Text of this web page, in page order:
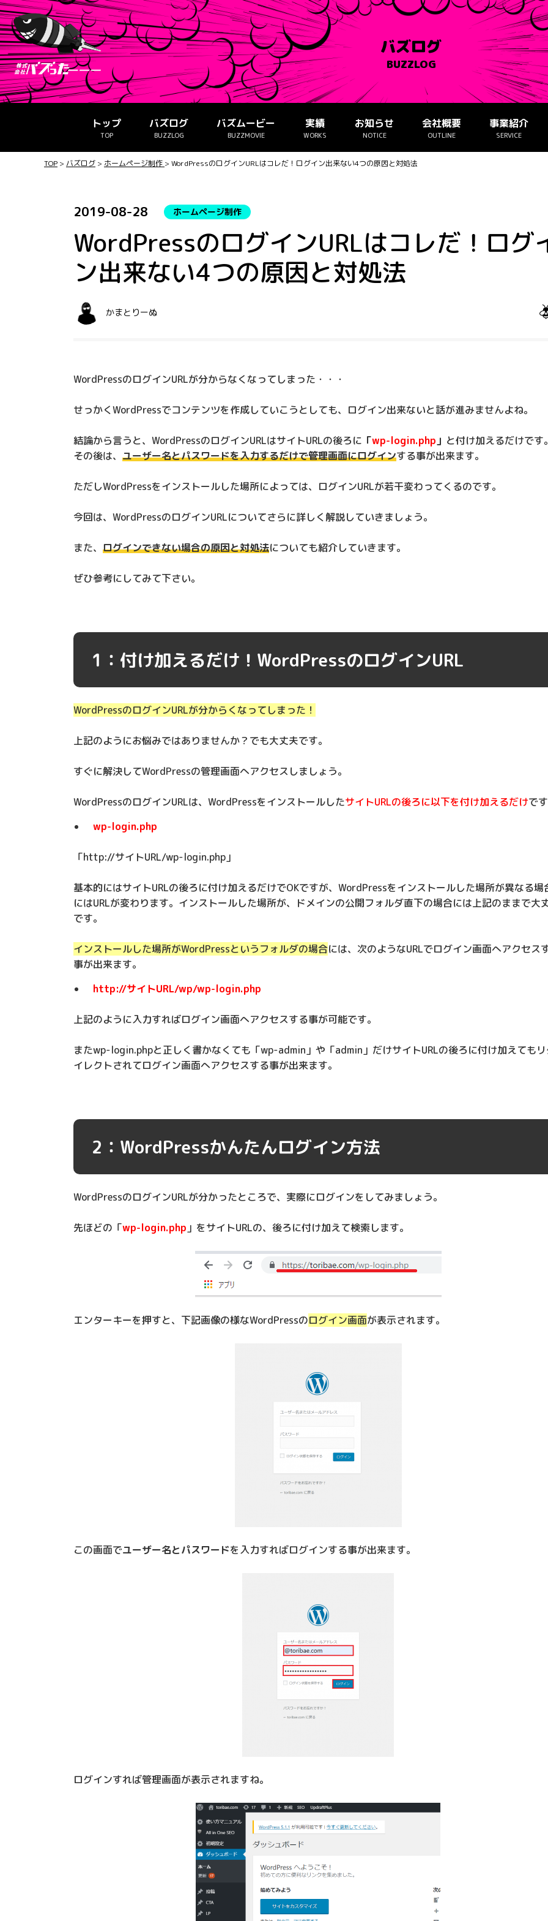
バズログ
BUZZLOG
トップ
TOP
バズログ
BUZZLOG
バズムービー
BUZZMOVIE
実績
WORKS
お知らせ
NOTICE
会社概要
OUTLINE
事業紹介
SERVICE
TOP > バズログ > ホームページ制作 > WordPressのログインURLはコレだ！ログイン出来ない4つの原因と対処法
2019-08-28 ホームページ制作
WordPressのログインURLはコレだ！ログ
ン出来ない4つの原因と対処法
かまとりーぬ
WordPressのログインURLが分からなくなってしまった・・・
せっかくWordPressでコンテンツを作成していこうとしても、ログイン出来ないと話が進みませんよね。
結論から言うと、WordPressのログインURLはサイトURLの後ろに 「wp-login.php 」 と付け加えるだけです
その後は、 ユーザー名とパスワードを入力するだけで管理画面にログインする事が出来ます。
ただしWordPressをインストールした場所によっては、ログインURLが若干変わってくるのです。
今回は、WordPressのログインURLについてさらに詳しく解説していきましょう。
また、 ログインできない場合の原因と対処法についても紹介していきます。
ぜひ参考にしてみて下さい。
1：付け加えるだけ！WordPressのログインURL
WordPressのログインURLが分からくなってしまった！
上記のようにお悩みではありませんか？でも大丈夫です。
すぐに解決してWordPressの管理画面へアクセスしましょう。
WordPressのログインURLは、WordPressをインストールしたサイトURLの後ろに以下を付け加えるだけで
wp-login.php
「http://サイトURL/wp-login.php」
基本的にはサイトURLの後ろに付け加えるだけでOKですが、WordPressをインストールした場所が異なる場
にはURLが変わります。インストールした場所が、ドメインの公開フォルダ直下の場合には上記のままで大
です。
インストールした場所がWordPressというフォルダの場合には、次のようなURLでログイン画面へアクセス
事が出来ます。
http://サイトURL/wp/wp-login.php
上記のように入力すればログイン画面へアクセスする事が可能です。
またwp-login.phpと正しく書かなくても「wp-admin」や「admin」だけサイトURLの後ろに付け加えても
イレクトされてログイン画面へアクセスする事が出来ます。
2：WordPressかんたんログイン方法
WordPressのログインURLが分かったところで、実際にログインをしてみましょう。
先ほどの「wp-login.php 」をサイトURLの、後ろに付け加えて検索します。
エンターキーを押すと、下記画像の様なWordPressのログイン画面が表示されます。
この画面でユーザー名とパスワードを入力すればログインする事が出来ます。
ログインすれば管理画面が表示されますね。